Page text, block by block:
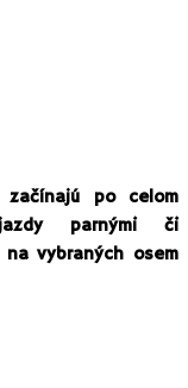
po celom
parnými či
vybraných osem